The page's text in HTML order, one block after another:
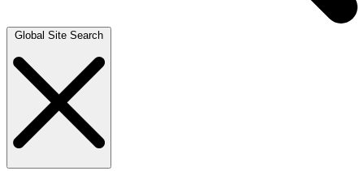
Global Site Search